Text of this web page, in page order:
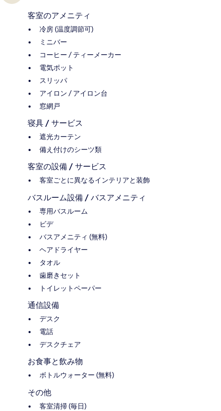
客室のアメニティ
冷房 (温度調節可)
ミニバー
コーヒー / ティーメーカー
電気ポット
スリッパ
アイロン / アイロン台
窓網戸
寝具 / サービス
遮光カーテン
備え付けのシーツ類
客室の設備 / サービス
客室ごとに異なるインテリアと装飾
バスルーム設備 / バスアメニティ
専用バスルーム
ビデ
バスアメニティ (無料)
ヘアドライヤー
タオル
歯磨きセット
トイレットペーパー
通信設備
デスク
電話
デスクチェア
お食事と飲み物
ボトルウォーター (無料)
その他
客室清掃 (毎日)